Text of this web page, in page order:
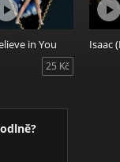
in You
25 Kč